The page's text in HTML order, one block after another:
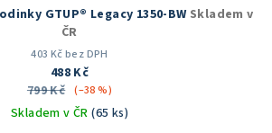
GTUP® Legacy 1350-BW Skladem v
ČR
403 Kč bez DPH
488 Kč
799 Kč (–38 %)
Skladem v ČR(65 ks)